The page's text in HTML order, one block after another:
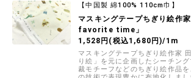
【中国製 綿100% 110cm巾】
マスキングテープちぎり絵作
favorite time」
1,528円(税込1,680円)/1m
マスキングテープちぎり絵作家
り絵」を元に企画したシーチン
裁モチーフなどのちぎり絵作品を